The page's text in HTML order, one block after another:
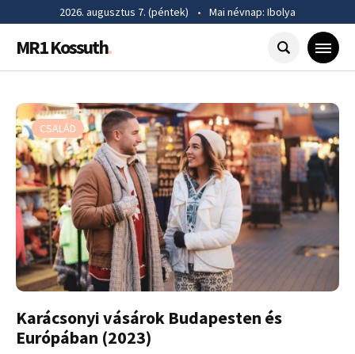
2026. augusztus 7. (péntek) • Mai névnap: Ibolya
MR1 Kossuth.
CSALÁD
Karácsonyi vásárok Budapesten és
Európában (2023)